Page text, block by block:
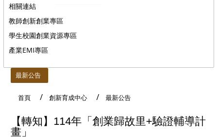
相關連結
教師創新創業專區
學生校園創業資源專區
產業EMI專區
最新公告
首頁 創新育成中心 最新公告
【轉知】114年「創業歸故里+驗證輔導計
畫」